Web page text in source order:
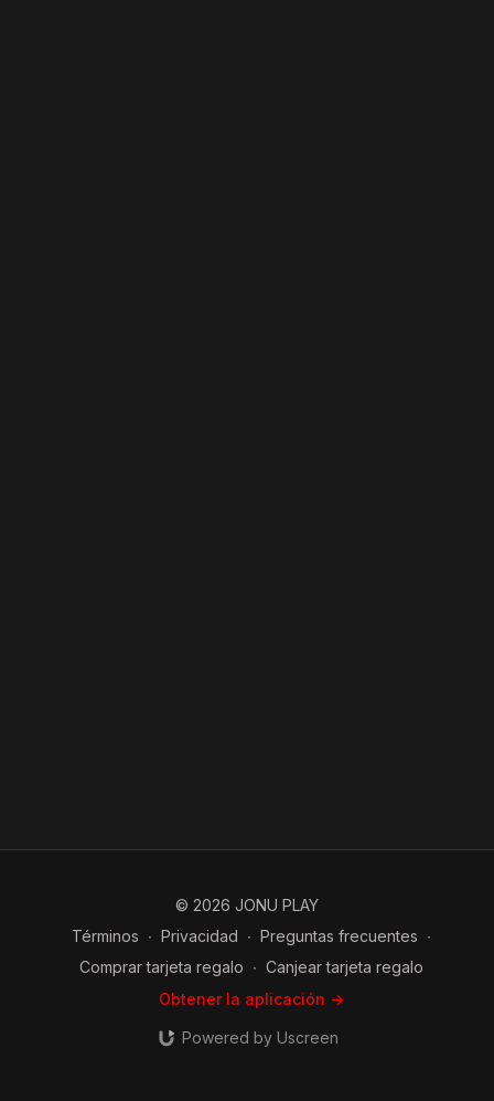
© 2026 JONU PLAY
Términos ∙ Privacidad ∙ Preguntas frecuentes ∙
Comprar tarjeta regalo ∙ Canjear tarjeta regalo
Obtener la aplicación ->
Powered by Uscreen